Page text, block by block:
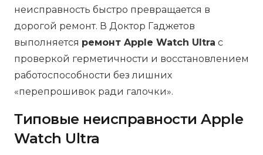
неисправность быстро превращается в
дорогой ремонт. В Доктор Гаджетов
выполняется ремонт Apple Watch Ultra с
проверкой герметичности и восстановлением
работоспособности без лишних
«перепрошивок ради галочки».
Типовые неисправности Apple
Watch Ultra